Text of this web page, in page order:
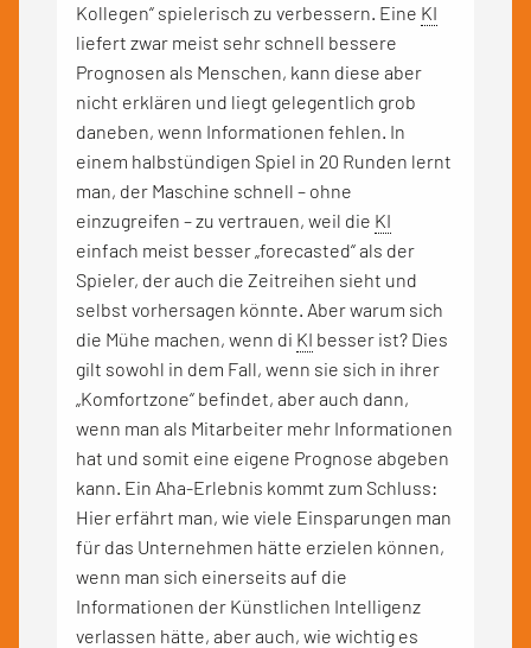
Kollegen“ spielerisch zu verbessern. Eine KI
liefert zwar meist sehr schnell bessere
Prognosen als Menschen, kann diese aber
nicht erklären und liegt gelegentlich grob
daneben, wenn Informationen fehlen. In
einem halbstündigen Spiel in 20 Runden lernt
man, der Maschine schnell – ohne
einzugreifen – zu vertrauen, weil die KI
einfach meist besser „forecasted“ als der
Spieler, der auch die Zeitreihen sieht und
selbst vorhersagen könnte. Aber warum sich
die Mühe machen, wenn di KI besser ist? Dies
gilt sowohl in dem Fall, wenn sie sich in ihrer
„Komfortzone“ befindet, aber auch dann,
wenn man als Mitarbeiter mehr Informationen
hat und somit eine eigene Prognose abgeben
kann. Ein Aha-Erlebnis kommt zum Schluss:
Hier erfährt man, wie viele Einsparungen man
für das Unternehmen hätte erzielen können,
wenn man sich einerseits auf die
Informationen der Künstlichen Intelligenz
verlassen hätte, aber auch, wie wichtig es